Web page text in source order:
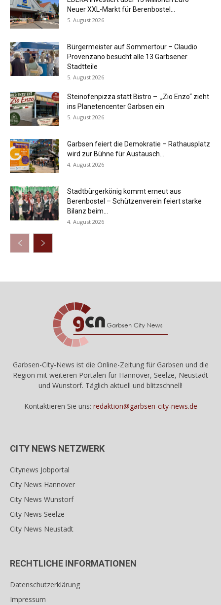
Neuer XXL-Markt für Berenbostel...
5. August 2026
Bürgermeister auf Sommertour – Claudio
Provenzano besucht alle 13 Garbsener
Stadtteile
5. August 2026
Steinofenpizza statt Bistro – „Zio Enzo“ zieht
ins Planetencenter Garbsen ein
5. August 2026
Garbsen feiert die Demokratie – Rathausplatz
wird zur Bühne für Austausch...
4. August 2026
Stadtbürgerkönig kommt erneut aus
Berenbostel – Schützenverein feiert starke
Bilanz beim...
4. August 2026
Garbsen-City-News ist die Online-Zeitung für Garbsen und die
Region mit weiteren Portalen für Hannover, Seelze, Neustadt
und Wunstorf. Täglich aktuell und blitzschnell!
Kontaktieren Sie uns: redaktion@garbsen-city-news.de
CITY NEWS NETZWERK
Citynews Jobportal
City News Hannover
City News Wunstorf
City News Seelze
City News Neustadt
RECHTLICHE INFORMATIONEN
Datenschutzerklärung
Impressum